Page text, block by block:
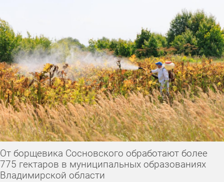
От борщевика Сосновского обработают более
775 гектаров в муниципальных образованиях
Владимирской области